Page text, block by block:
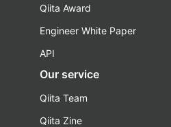
Qiita Award
Engineer White Paper
API
Our service
Qiita Team
Qiita Zine